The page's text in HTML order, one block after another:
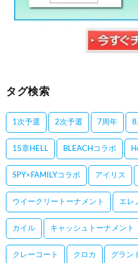
タグ検索
1次予選 2次予選 7周年 8
15章HELL BLEACHコラボ
SPY×FAMILYコラボ アイリス
ウイークリートーナメント エレ
カイル キャッシュトーナメント
クレーコート クロカ グラン